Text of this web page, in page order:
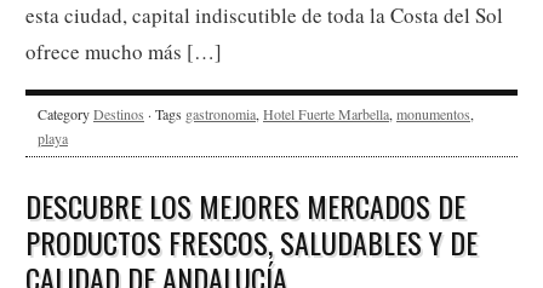
esta ciudad, capital indiscutible de toda la Costa del Sol
ofrece mucho más […]
CategoryDestinos · Tags gastronomia,Hotel Fuerte Marbella,monumentos,
playa
DESCUBRE LOS MEJORES MERCADOS DE
PRODUCTOS FRESCOS, SALUDABLES Y DE
CALIDAD DE ANDALUCÍA